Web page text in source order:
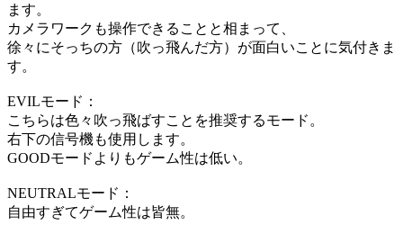
ます。
カメラワークも操作できることと相まって、
徐々にそっちの方（吹っ飛んだ方）が面白いことに気付きま
す。
EVILモード：
こちらは色々吹っ飛ばすことを推奨するモード。
右下の信号機も使用します。
GOODモードよりもゲーム性は低い。
NEUTRALモード：
自由すぎてゲーム性は皆無。